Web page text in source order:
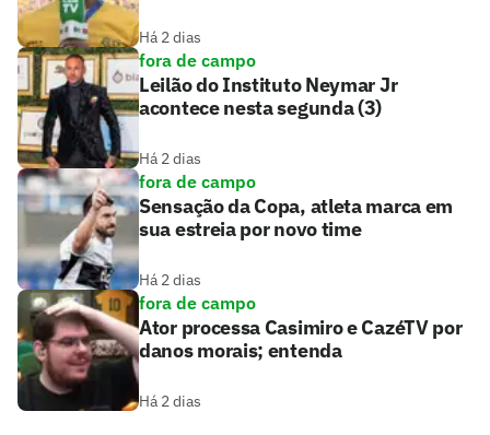
Há 2 dias
fora de campo
Leilão do Instituto Neymar Jr
acontece nesta segunda (3)
Há 2 dias
fora de campo
Sensação da Copa, atleta marca em
sua estreia por novo time
Há 2 dias
fora de campo
Ator processa Casimiro e CazéTV por
danos morais; entenda
Há 2 dias